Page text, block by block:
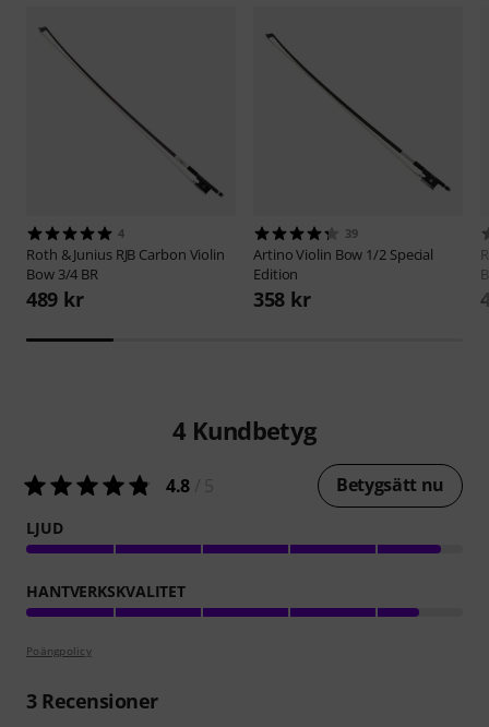
4
Roth & Junius RJB Carbon Violin
Bow 3/4 BR
489 kr
39
ArtinoViolin Bow 1/2 Special
Edition
358 kr
4 Kundbetyg
4.8 Betygsätt nu
LJUD
HANTVERKSKVALITET
Poängpolicy
3Recensioner